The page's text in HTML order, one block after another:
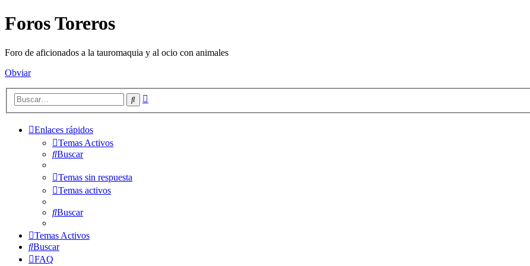
Foros Toreros
Foro de aficionados a la tauromaquia y al ocio con animales
Obviar
Buscar
Enlaces rápidos
Temas Activos
Buscar
Temas sin respuesta
Temas activos
Buscar
Temas Activos
Buscar
FAQ